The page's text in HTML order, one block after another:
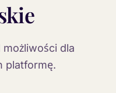
dla
platformę.